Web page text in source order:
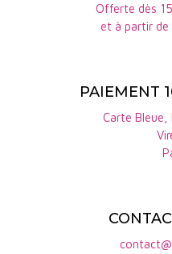
Offerte dès
et à partir
PAIEMENT
Carte Bleue,